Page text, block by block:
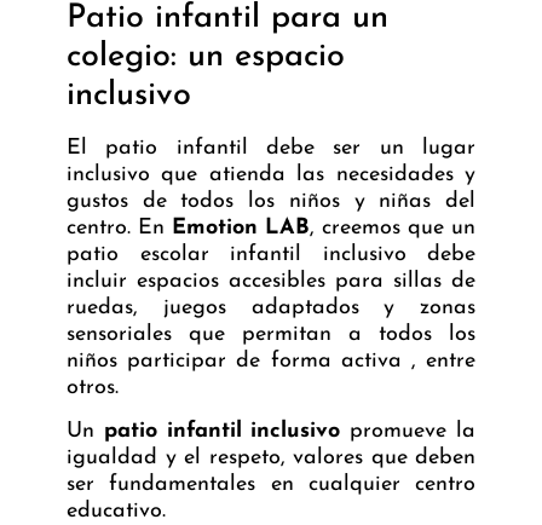
Patio infantil para un
colegio: un espacio
inclusivo
El patio infantil debe ser un lugar
inclusivo que atienda las necesidades y
gustos de todos los niños y niñas del
centro. En Emotion LAB, creemos que un
patio escolar infantil inclusivo debe
incluir espacios accesibles para sillas de
ruedas, juegos adaptados y zonas
sensoriales que permitan a todos los
niños participar de forma activa , entre
otros.
Un patio infantil inclusivo promueve la
igualdad y el respeto, valores que deben
ser fundamentales en cualquier centro
educativo.